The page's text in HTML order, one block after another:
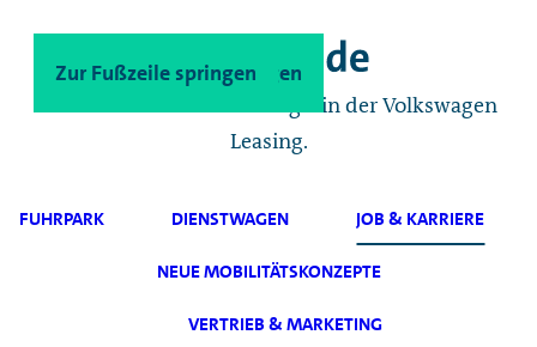
Zum Hauptinhalt springen
Zur Fußzeile springen
Das Geschäftskunden-Magazin der Volkswagen
Leasing.
FUHRPARK DIENSTWAGEN JOB & KARRIERE
NEUE MOBILITÄTSKONZEPTE
VERTRIEB & MARKETING